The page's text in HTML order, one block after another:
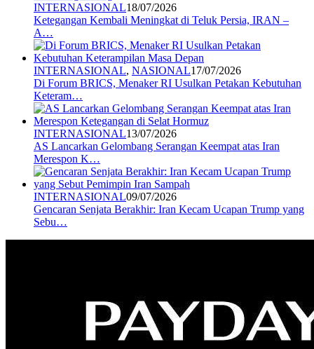
INTERNASIONAL18/07/2026
Ketegangan Kembali Meningkat di Teluk Persia, IRAN –
A…
INTERNASIONAL, NASIONAL17/07/2026
Di Forum BRICS, Menaker RI Usulkan Petakan Kebutuhan
Keteram…
INTERNASIONAL13/07/2026
AS Lancarkan Gelombang Serangan Keempat atas Iran
Merespon K…
INTERNASIONAL09/07/2026
Gencaran Senjata Berakhir: Iran Kecam Ucapan Trump yang
Sebu…